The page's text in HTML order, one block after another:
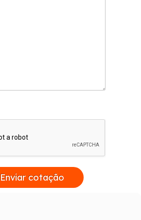
Enviar cotação